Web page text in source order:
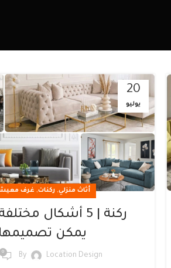
20
يوليو
أثاث منزلي, ركنات, غرف
ركنة | 5 أشكال
يمكن تصميمها
By Location Design
0